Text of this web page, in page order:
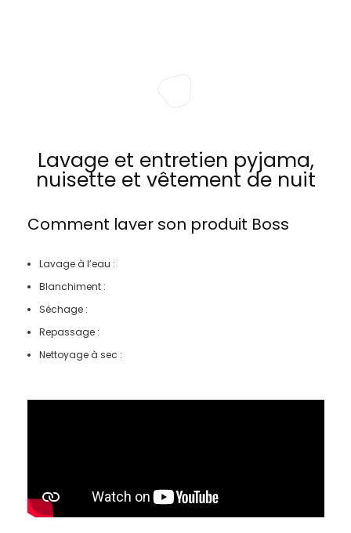
Lavage et entretien pyjama,
nuisette et vêtement de nuit
Comment laver son produit Boss
Lavage à l’eau :
Blanchiment :
Séchage :
Repassage :
Nettoyage à sec :